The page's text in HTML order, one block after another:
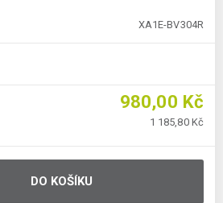
XA1E-BV304R
980,00 Kč
1 185,80 Kč
DO KOŠÍKU